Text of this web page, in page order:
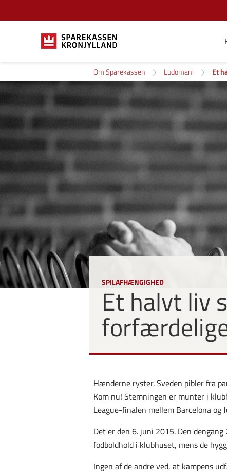
Om Sparekassen Ludomani Et
SPILAFHÆNGIGHED
Et halvt liv
Hænderne ryster. Sveden pibler fra
Kom nu! Stemningen er munter i
League-finalen mellem Barcelona
Det er den 6. juni 2015. Den
fodboldhold i klubhuset, mens de
Ingen af de andre ved, at kampens